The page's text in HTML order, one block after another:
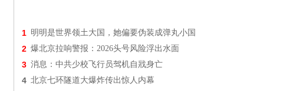
1 明明是世界领土大国，她偏要伪装成弹丸小国
2 爆北京拉响警报：2026头号风险浮出水面
3 消息：中共少校飞行员驾机自戕身亡
4 北京七环隧道大爆炸传出惊人内幕